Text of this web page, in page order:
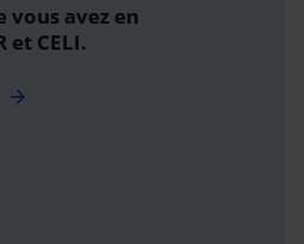
vous avez en
et CELI.